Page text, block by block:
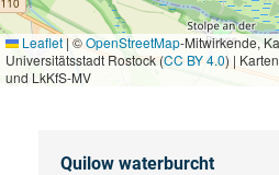
Leaflet | ©OpenStreetMap-Mitwirkende,
Universitätsstadt Rostock (CC BY 4.0) |
und LkKfS-MV
Quilow waterburcht